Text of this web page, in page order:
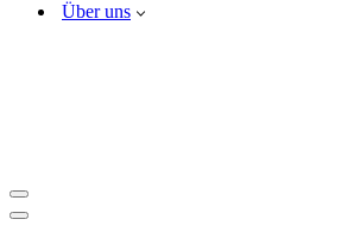
Über uns
Navigationsmenü
Navigationsmenü